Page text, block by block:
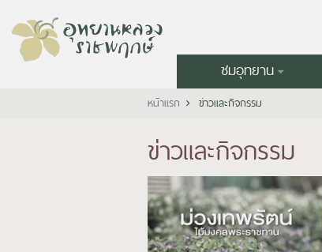
ชมอุทยาน
หน้าแรก ข่าวและกิจกรรม
ข่าวและกิจกรรม